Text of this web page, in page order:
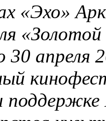
«Эхо»
30 апреля